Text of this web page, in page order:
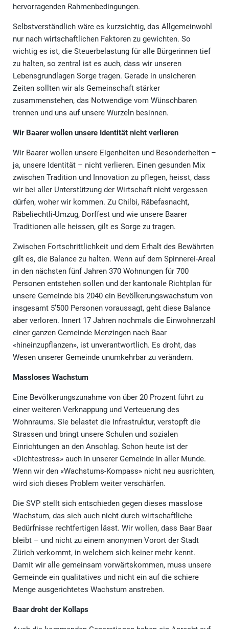
hervorragenden Rahmenbedingungen.
Selbstverständlich wäre es kurzsichtig, das Allgemeinwohl
nur nach wirtschaftlichen Faktoren zu gewichten. So
wichtig es ist, die Steuerbelastung für alle Bürgerinnen tief
zu halten, so zentral ist es auch, dass wir unseren
Lebensgrundlagen Sorge tragen. Gerade in unsicheren
Zeiten sollten wir als Gemeinschaft stärker
zusammenstehen, das Notwendige vom Wünschbaren
trennen und uns auf unsere Wurzeln besinnen.
Wir Baarer wollen unsere Identität nicht verlieren
Wir Baarer wollen unsere Eigenheiten und Besonderheiten –
ja, unsere Identität – nicht verlieren. Einen gesunden Mix
zwischen Tradition und Innovation zu pflegen, heisst, dass
wir bei aller Unterstützung der Wirtschaft nicht vergessen
dürfen, woher wir kommen. Zu Chilbi, Räbefasnacht,
Räbeliechtli-Umzug, Dorffest und wie unsere Baarer
Traditionen alle heissen, gilt es Sorge zu tragen.
Zwischen Fortschrittlichkeit und dem Erhalt des Bewährten
gilt es, die Balance zu halten. Wenn auf dem Spinnerei-Areal
in den nächsten fünf Jahren 370 Wohnungen für 700
Personen entstehen sollen und der kantonale Richtplan für
unsere Gemeinde bis 2040 ein Bevölkerungswachstum von
insgesamt 5’500 Personen voraussagt, geht diese Balance
aber verloren. Innert 17 Jahren nochmals die Einwohnerzahl
einer ganzen Gemeinde Menzingen nach Baar
«hineinzupflanzen», ist unverantwortlich. Es droht, das
Wesen unserer Gemeinde unumkehrbar zu verändern.
Massloses Wachstum
Eine Bevölkerungszunahme von über 20 Prozent führt zu
einer weiteren Verknappung und Verteuerung des
Wohnraums. Sie belastet die Infrastruktur, verstopft die
Strassen und bringt unsere Schulen und sozialen
Einrichtungen an den Anschlag. Schon heute ist der
«Dichtestress» auch in unserer Gemeinde in aller Munde.
Wenn wir den «Wachstums-Kompass» nicht neu ausrichten,
wird sich dieses Problem weiter verschärfen.
Die SVP stellt sich entschieden gegen dieses masslose
Wachstum, das sich auch nicht durch wirtschaftliche
Bedürfnisse rechtfertigen lässt. Wir wollen, dass Baar Baar
bleibt – und nicht zu einem anonymen Vorort der Stadt
Zürich verkommt, in welchem sich keiner mehr kennt.
Damit wir alle gemeinsam vorwärtskommen, muss unsere
Gemeinde ein qualitatives und nicht ein auf die schiere
Menge ausgerichtetes Wachstum anstreben.
Baar droht der Kollaps